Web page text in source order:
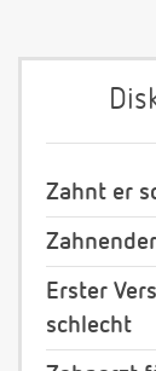
Zahnt er
Erster
schlecht